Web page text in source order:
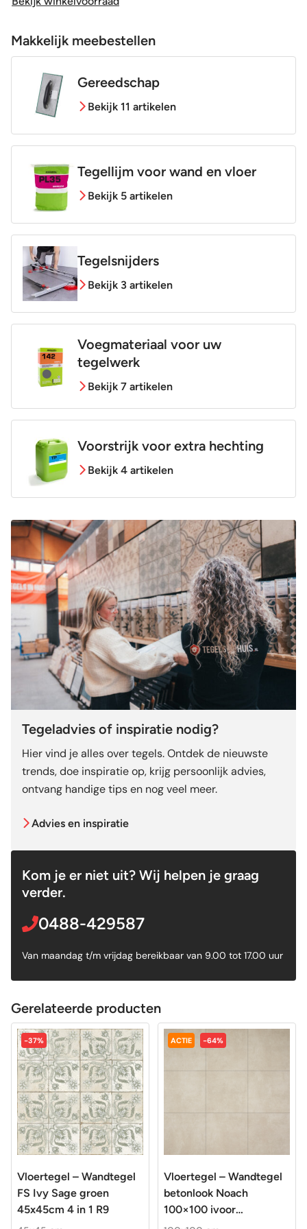
Makkelijk meebestellen
Gereedschap
Bekijk 11 artikelen
Tegellijm voor wand en vloer
Bekijk 5 artikelen
Tegelsnijders
Bekijk 3 artikelen
Voegmateriaal voor uw
tegelwerk
Bekijk 7 artikelen
Voorstrijk voor extra hechting
Bekijk 4 artikelen
Tegeladvies of inspiratie nodig?
Hier vind je alles over tegels. Ontdek de nieuwste
trends, doe inspiratie op, krijg persoonlijk advies,
ontvang handige tips en nog veel meer.
Advies en inspiratie
Kom je er niet uit? Wij helpen je graag
verder.
0488-429587
Van maandag t/m vrijdag bereikbaar van 9.00 tot 17.00 uur
Gerelateerde producten
-37%
Vloertegel – Wandtegel
FS Ivy Sage groen
45x45cm 4 in 1 R9
ACTIE -64%
Vloertegel – Wandtegel
betonlook Noach
100×100 ivoor
gerectificeerd R9